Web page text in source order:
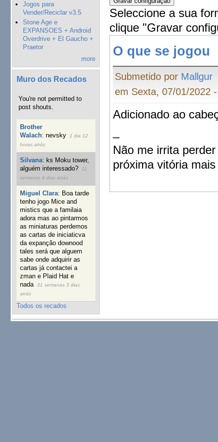
Jogos para
Vender/Reciclar v3.5
Stone Age e
EXPANSOES + Android
Overdrive + El Gaucho +
Praetor
more
Muro dos Recados
You're not permitted to
post shouts.
Brother
Walach:nevsky
1 dia 12
horas atrás
Silvana: ks Moku tower,
alguém interessado?
11
semanas 4 dias atrás
Miguel Clara: Boa tarde
tenho jogo Mice and
mistics que a familaia
adora mas ao pintarmos
as miniaturas perdemos
as cartas de iniciaticva
da expanção downood
tales será que alguem
sabe onde adquirir as
cartas já contactei a
zman e Plaid Hat e
nada
31 semanas 3 dias
atrás
Todos os recados
Seleccione a sua
clique "Gravar
O que se jogou
Submetido por Mallgur
em Sexta, 07/01/2022
Adicionado ao
Não me irrita
próxima vitória